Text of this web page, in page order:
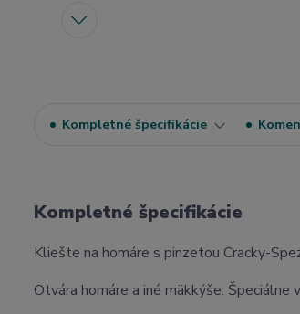
Kompletné špecifikácie
Kompletné špecifikácie
Kliešte na homáre s pinzetou Cracky-
Otvára homáre a iné mäkkýše.